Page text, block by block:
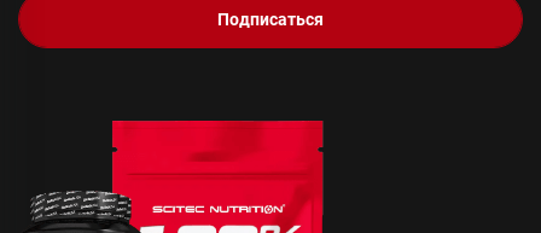
Подписаться